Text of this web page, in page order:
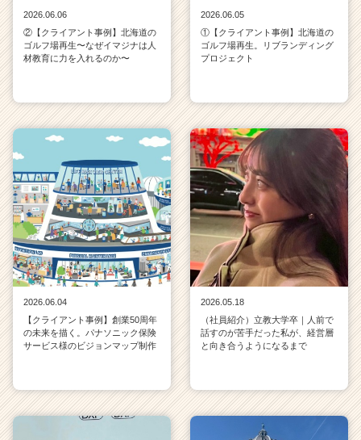
2026.06.06
②【クライアント事例】北海道の
ゴルフ場再生〜なぜイマジナは人
材教育に力を入れるのか〜
2026.06.05
①【クライアント事例】北海道の
ゴルフ場再生。リブランディング
プロジェクト
2026.06.04
【クライアント事例】創業50周年
の未来を描く。パナソニック保険
サービス様のビジョンマップ制作
2026.05.18
（社員紹介）立教大学卒｜人前で
話すのが苦手だった私が、経営層
と向き合うようになるまで